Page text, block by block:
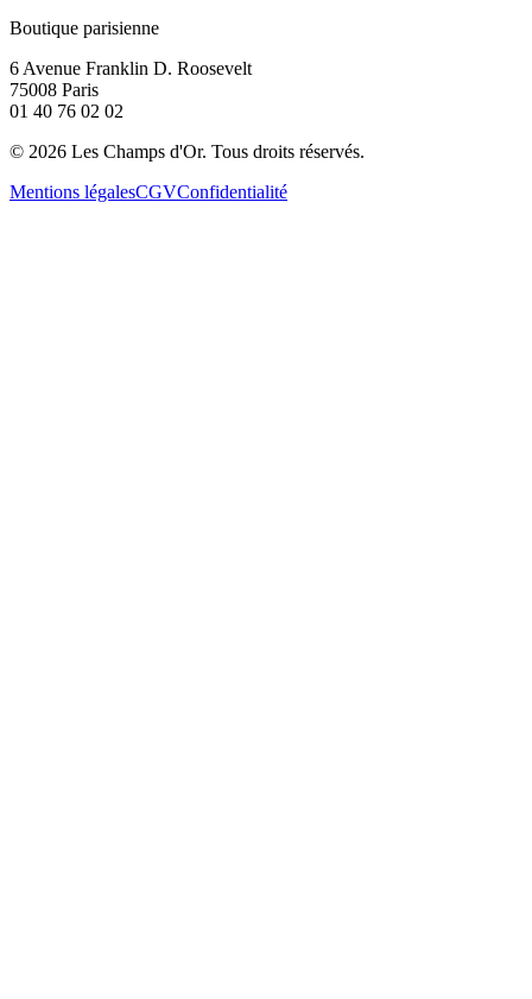
Boutique parisienne
6 Avenue Franklin D. Roosevelt
75008 Paris
01 40 76 02 02
© 2026 Les Champs d'Or. Tous droits réservés.
Mentions légalesCGVConfidentialité